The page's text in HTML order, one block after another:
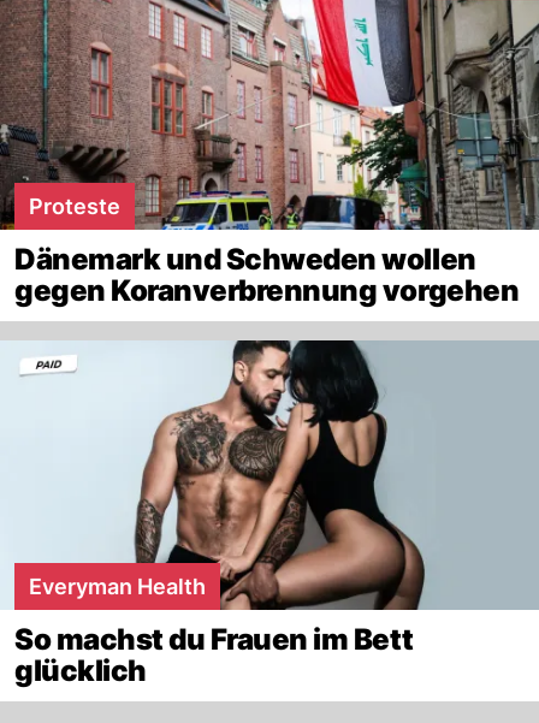
Proteste
Dänemark und Schweden wollen
gegen Koranverbrennung vorgehen
Everyman Health
So machst du Frauen im Bett
glücklich